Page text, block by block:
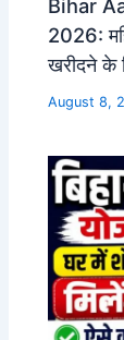
Bihar
2026:
खरीदने के
August 8,